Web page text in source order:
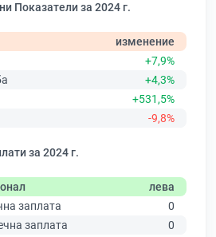
Показатели за 2024 г.
изменение
+7,9%
+4,3%
+531,5%
-9,8%
за 2024 г.
лева
заплата
0
заплата
0